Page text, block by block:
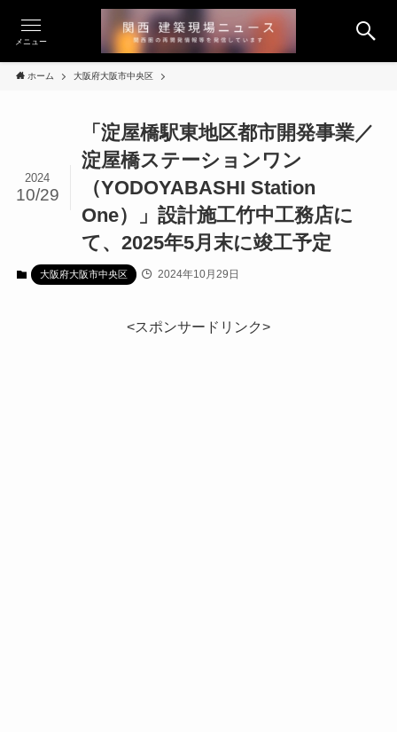
メニュー
ホーム 大阪府大阪市中央区
「淀屋橋駅東地区都市開発事業／
淀屋橋ステーションワン
（YODOYABASHI Station
One）」設計施工竹中工務店に
て、2025年5月末に竣工予定
2024
10/29
大阪府大阪市中央区 2024年10月29日
<スポンサードリンク>